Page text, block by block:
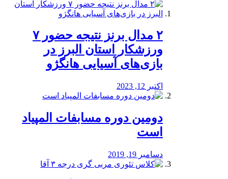
۲ مدال برنز نتیجه حضور ۷
ورزشکار استان البرز در
بازی‌های آسیایی هانگژو
اکتبر 12, 2023
دومین دوره مسابفات المپیاد
است
دسامبر 19, 2019